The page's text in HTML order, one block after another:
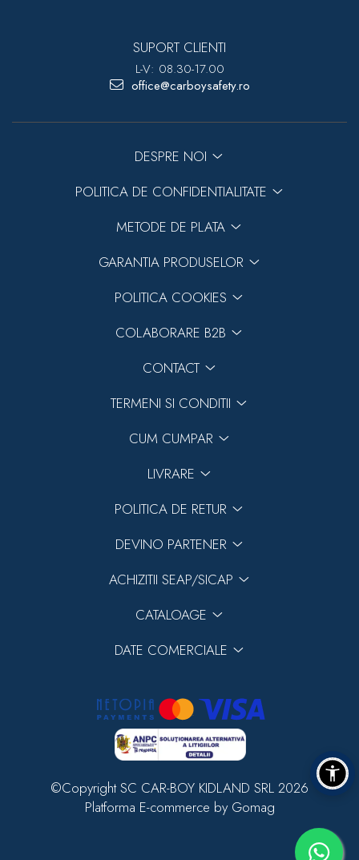
SUPORT CLIENTI
L-V: 08.30-17.00
office@carboysafety.ro
DESPRE NOI
POLITICA DE CONFIDENTIALITATE
METODE DE PLATA
GARANTIA PRODUSELOR
POLITICA COOKIES
COLABORARE B2B
CONTACT
TERMENI SI CONDITII
CUM CUMPAR
LIVRARE
POLITICA DE RETUR
DEVINO PARTENER
ACHIZITII SEAP/SICAP
CATALOAGE
DATE COMERCIALE
©Copyright SC CAR-BOY KIDLAND SRL 2026
Platforma E-commerce by Gomag